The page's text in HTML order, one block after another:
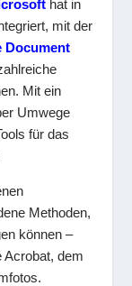
hat in
mit der
Document
Mit ein
Umwege
für das
Methoden,
können –
Acrobat, dem